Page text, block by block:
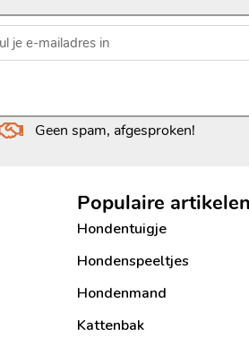
Geen spam, afgesproken!
Populaire artikelen
Hondentuigje
Hondenspeeltjes
Hondenmand
Kattenbak